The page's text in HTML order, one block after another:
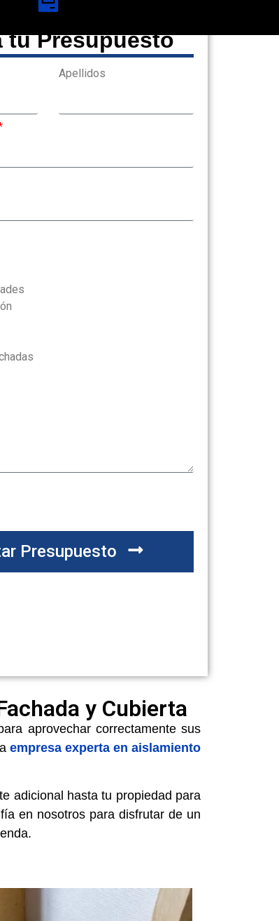
tu Presupuesto
Apellidos
Presupuesto
y Cubierta
aprovechar correctamente sus
empresa experta en aislamiento
adicional hasta tu propiedad para
en nosotros para disfrutar de un